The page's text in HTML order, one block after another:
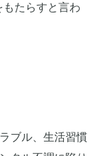
たらすと言わ
ブル、生活習慣